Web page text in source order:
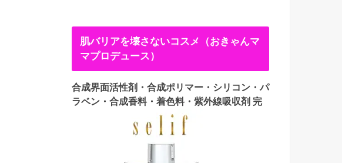
肌バリアを壊さないコスメ（おきゃんマ
マプロデュース）
合成界面活性剤・合成ポリマー・シリコン・パ
ラベン・合成香料・着色料・紫外線吸収剤 完